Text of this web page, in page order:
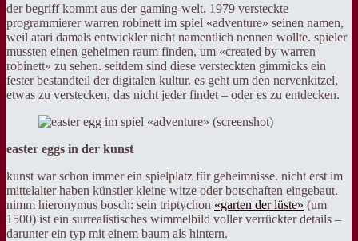
der begriff kommt aus der gaming-welt. 1979 versteckte
programmierer warren robinett im spiel «adventure» seinen namen,
weil atari damals entwickler nicht namentlich nennen wollte. spieler
mussten einen geheimen raum finden, um «created by warren
robinett» zu sehen. seitdem sind diese versteckten gimmicks ein
fester bestandteil der digitalen kultur. es geht um den nervenkitzel,
etwas zu verstecken, das nicht jeder findet – oder es zu entdecken.
easter eggs in der kunst
kunst war schon immer ein spielplatz für geheimnisse. nicht erst im
mittelalter haben künstler kleine witze oder botschaften eingebaut.
nimm hieronymus bosch: sein triptychon «garten der lüste» (um
1500) ist ein surrealistisches wimmelbild voller verrückter details –
darunter ein typ mit einem baum als hintern.